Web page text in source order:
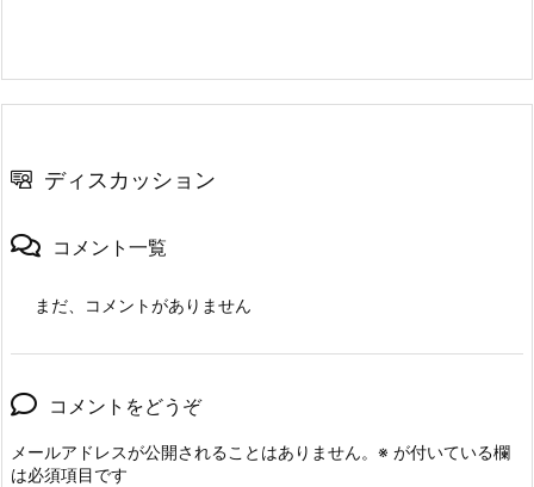
ディスカッション
コメント一覧
まだ、コメントがありません
コメントをどうぞ
メールアドレスが公開されることはありません。 ※ が付いている欄
は必須項目です